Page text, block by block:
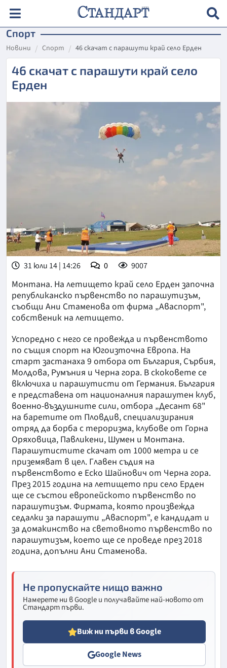
Спорт
Новини Спорт 46 скачат с парашути край село Ерден
46 скачат с парашути край село
Ерден
31 юли 14 | 14:26 0 9007
Монтана. На летището край село Ерден започна
републиканско първенство по парашутизъм,
съобщи Ани Стаменова от фирма „Аваспорт",
собственик на летището.
Успоредно с него се провежда и първенството
по същия спорт на Югоизточна Европа. На
старт застанаха 9 отбора от България, Сърбия,
Молдова, Румъния и Черна гора. В скоковете се
включиха и парашутисти от Германия. България
е представена от националния парашутен клуб,
военно-въздушните сили, отбора „Десант 68"
на баретите от Пловдив, специализирания
отряд да борба с тероризма, клубове от Горна
Оряховица, Павликени, Шумен и Монтана.
Парашутистите скачат от 1000 метра и се
приземяват в цел. Главен съдия на
първенството е Еско Шайнович от Черна гора.
През 2015 година на летището при село Ерден
ще се състои европейското първенство по
парашутизъм. Фирмата, която произвежда
седалки за парашути „Аваспорт", е кандидат и
за домакинство на световното първенство по
парашутизъм, което ще се проведе през 2018
година, допълни Ани Стаменова.
Не пропускайте нищо важно
Намерете ни в Google и получавайте най-новото от
Стандарт първи.
Виж ни първи в Google
Google News